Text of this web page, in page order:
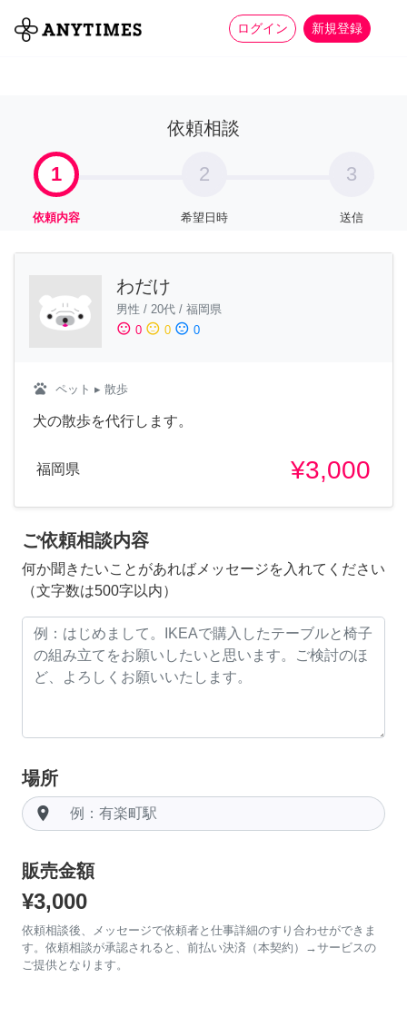
ログイン 新規登録
全て 家事 more_horiz
依頼相談
1
依頼内容
2
希望日時
3
送信
わだけ
男性 / 20代 / 福岡県
sentiment_satisfied 0 sentiment_neutral 0 sentiment_dissatisfied 0
pets ペット ▸ 散歩
犬の散歩を代行します。
福岡県 ¥3,000
ご依頼相談内容
何か聞きたいことがあればメッセージを入れてください
（文字数は500字以内）
場所
room
販売金額
¥3,000
依頼相談後、メッセージで依頼者と仕事詳細のすり合わせができま
す。依頼相談が承認されると、前払い決済（本契約）→サービスの
ご提供となります。